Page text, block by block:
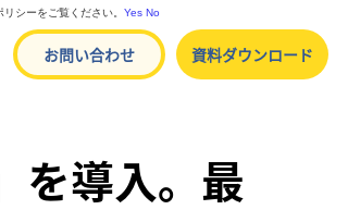
お問い合わせ 資料ダウンロード
を導入。最
シーをご覧ください。 Yes No